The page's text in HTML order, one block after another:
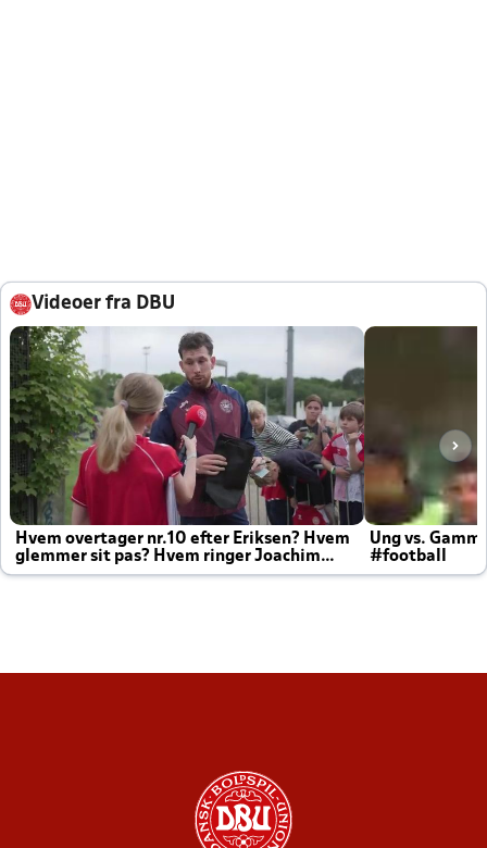
Videoer fra DBU
Hvem overtager nr.10 efter Eriksen? Hvem
glemmer sit pas? Hvem ringer Joachim
altid til efter kampe?
Ung vs.
#football